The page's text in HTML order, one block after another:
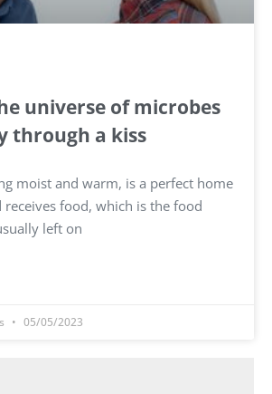
universe of microbes
through a kiss
moist and warm, is a perfect home
food, which is the food
left on
05/05/2023